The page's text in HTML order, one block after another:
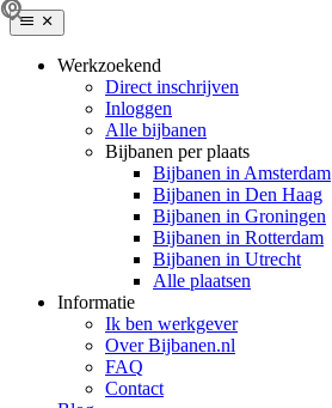
Werkzoekend
Direct inschrijven
Inloggen
Alle bijbanen
Bijbanen per plaats
Bijbanen in Amsterdam
Bijbanen in Den Haag
Bijbanen in Groningen
Bijbanen in Rotterdam
Bijbanen in Utrecht
Alle plaatsen
Informatie
Ik ben werkgever
Over Bijbanen.nl
FAQ
Contact